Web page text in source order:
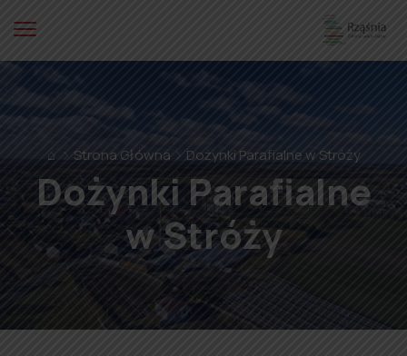
⌂ Strona Główna Dożynki Parafialne w Stróży
Dożynki Parafialne
w Stróży